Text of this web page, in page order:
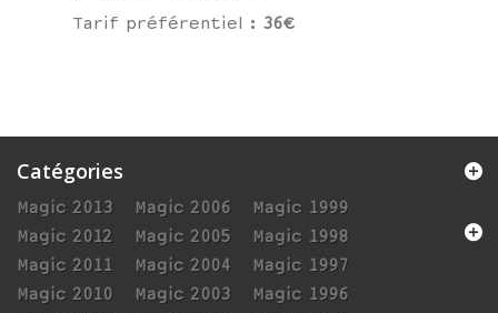
Tarif préférentiel : 36€
Catégories
Magic 2013
Magic 2012
Magic 2011
Magic 2010
Magic 2006
Magic 2005
Magic 2004
Magic 2003
Magic 1999
Magic 1998
Magic 1997
Magic 1996